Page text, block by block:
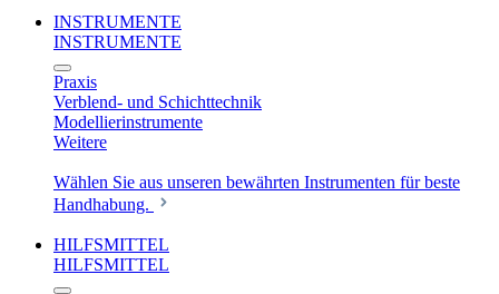
INSTRUMENTE
INSTRUMENTE
Praxis
Verblend- und Schichttechnik
Modellierinstrumente
Weitere
Wählen Sie aus unseren bewährten Instrumenten für beste
Handhabung.
HILFSMITTEL
HILFSMITTEL